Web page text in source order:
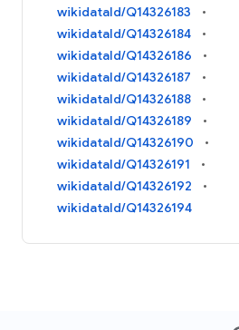
wikidataId/Q14326183
wikidataId/Q14326184
wikidataId/Q14326186
wikidataId/Q14326187
wikidataId/Q14326188
wikidataId/Q14326189
wikidataId/Q14326190
wikidataId/Q14326191
wikidataId/Q14326192
wikidataId/Q14326194